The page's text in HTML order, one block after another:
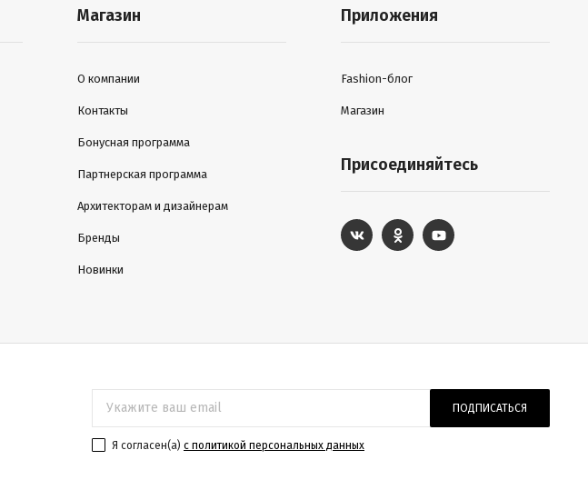
Магазин
О компании
Контакты
Бонусная программа
Партнерская программа
Архитекторам и дизайнерам
Бренды
Новинки
Приложения
Fashion-блог
Магазин
Присоединяйтесь
ПОДПИСАТЬСЯ
Я согласен(a) с политикой персональных данных